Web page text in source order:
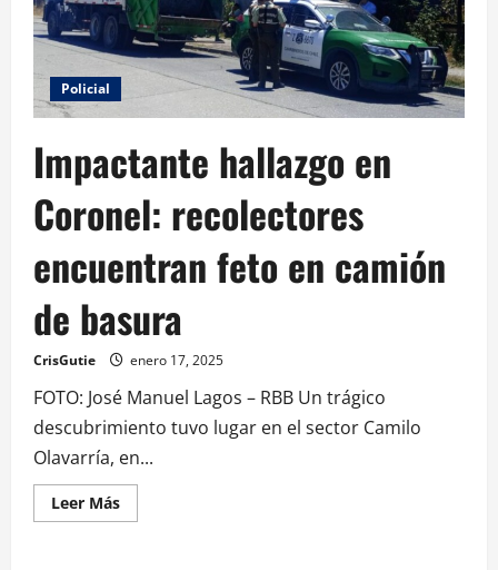
Policial
Impactante hallazgo en
Coronel: recolectores
encuentran feto en camión
de basura
CrisGutie enero 17, 2025
FOTO: José Manuel Lagos – RBB Un trágico
descubrimiento tuvo lugar en el sector Camilo
Olavarría, en...
Leer Más